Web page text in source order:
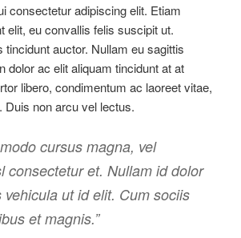
consectetur adipiscing elit. Etiam
elit, eu convallis felis suscipit ut.
tincidunt auctor. Nullam eu sagittis
dolor ac elit aliquam tincidunt at at
libero, condimentum ac laoreet vitae,
Duis non arcu vel lectus.
cursus magna, vel
consectetur et. Nullam id dolor
ut id elit. Cum sociis
et magnis.”